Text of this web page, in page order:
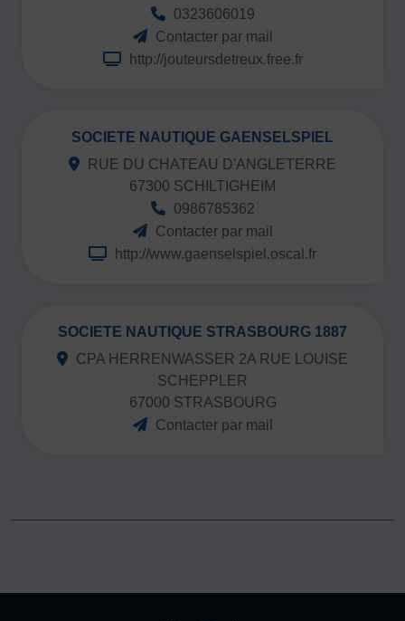
0323606019
Contacter par mail
http://jouteursdetreux.free.fr
SOCIETE NAUTIQUE GAENSELSPIEL
RUE DU CHATEAU D'ANGLETERRE
67300 SCHILTIGHEIM
0986785362
Contacter par mail
http://www.gaenselspiel.oscal.fr
SOCIETE NAUTIQUE STRASBOURG 1887
CPA HERRENWASSER 2A RUE LOUISE
SCHEPPLER
67000 STRASBOURG
Contacter par mail